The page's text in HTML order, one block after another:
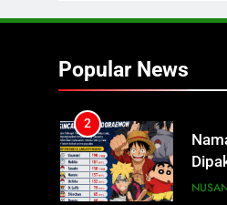
Popular News
3
Tak
GIS